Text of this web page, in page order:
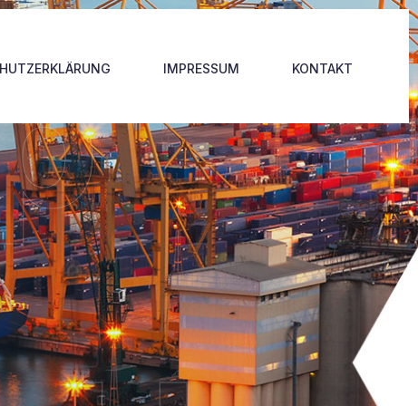
IMPRESSUM KONTAKT